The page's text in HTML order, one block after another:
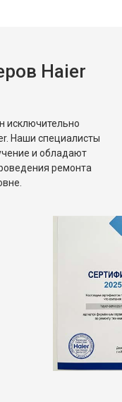
Haier
исключительно
Наши специалисты
и обладают
ремонта